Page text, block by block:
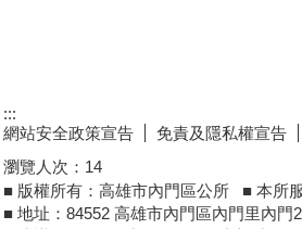
:::
網站安全政策宣告
免責及隱私權宣告
瀏覽人次： 14
■ 版權所有：高雄市內門區公所 ■ 本所
■ 地址：84552 高雄市內門區內門里內門